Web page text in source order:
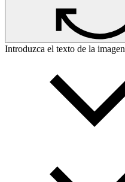
Introduzca el texto de la imagen